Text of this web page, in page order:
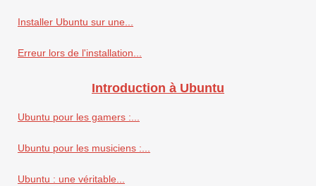
Installer Ubuntu sur une...
Erreur lors de l'installation...
Introduction à Ubuntu
Ubuntu pour les gamers :...
Ubuntu pour les musiciens :...
Ubuntu : une véritable...